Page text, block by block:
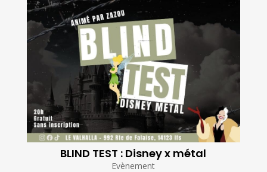
BLIND TEST : Disney x métal
Evènement